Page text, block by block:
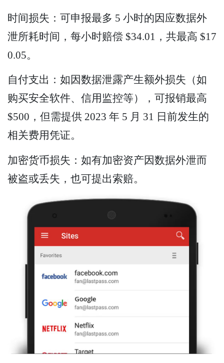
时间损失：可申报最多 5 小时的因应数据外
泄所耗时间，每小时赔偿 $34.01，共最高 $17
0.05。
自付支出：如因数据泄露产生额外损失（如
购买安全软件、信用监控等），可报销最高
$500，但需提供 2023 年 5 月 31 日前发生的
相关费用凭证。
加密货币损失：如有加密资产因数据外泄而
被盗或丢失，也可提出索赔。